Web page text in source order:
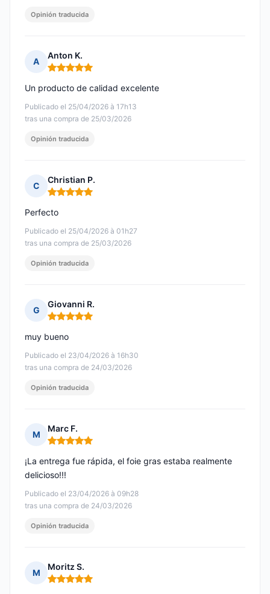
Opinión traducida
A
Anton K.
Nota: 5 de 5
Publicado el 25/04/2026 à 17h13
tras una compra de 25/03/2026
Un producto de calidad excelente
Opinión traducida
C
Christian P.
Nota: 5 de 5
Publicado el 25/04/2026 à 01h27
tras una compra de 25/03/2026
Perfecto
Opinión traducida
G
Giovanni R.
Nota: 5 de 5
Publicado el 23/04/2026 à 16h30
tras una compra de 24/03/2026
muy bueno
Opinión traducida
M
Marc F.
Nota: 5 de 5
Publicado el 23/04/2026 à 09h28
tras una compra de 24/03/2026
¡La entrega fue rápida, el foie gras estaba realmente
delicioso!!!
Opinión traducida
M
Moritz S.
Nota: 5 de 5